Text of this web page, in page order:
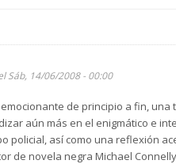
Sáb, 14/06/2008 - 00:00
de principio a fin,
aún más en el enigmático e
policial, así como una reflexión
de novela negra Michael